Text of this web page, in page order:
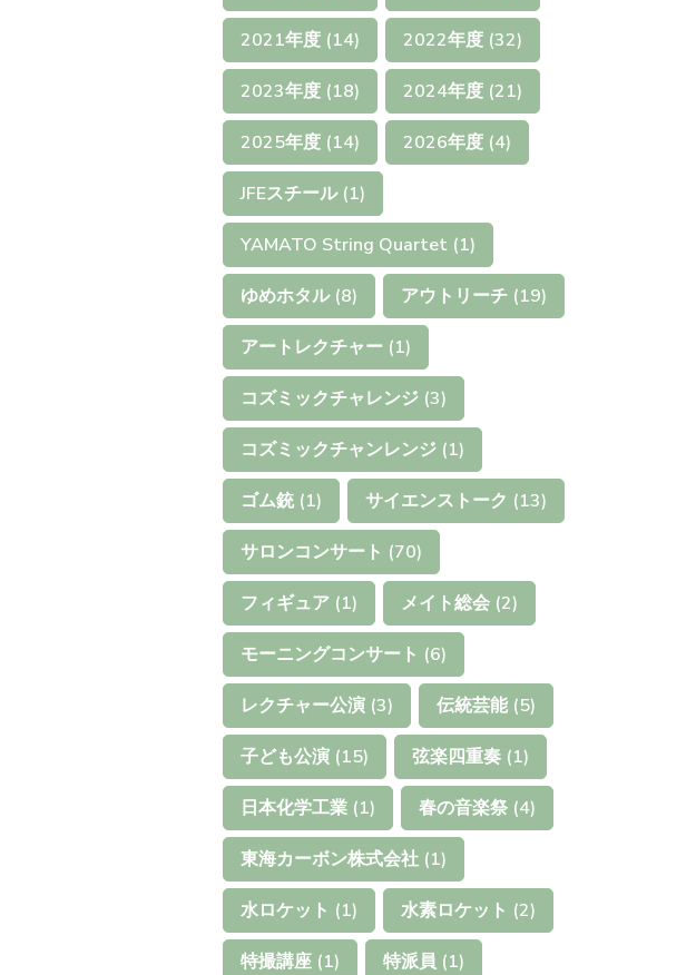
2021年度(14) 2022年度(32)
2023年度(18) 2024年度(21)
2025年度(14) 2026年度(4)
JFEスチール(1)
YAMATO String Quartet (1)
ゆめホタル(8) アウトリーチ(19)
アートレクチャー (1)
コズミックチャレンジ(3)
コズミックチャンレンジ(1)
ゴム銃(1) サイエンストーク (13)
サロンコンサート (70)
フィギュア (1) メイト総会(2)
モーニングコンサート (6)
レクチャー公演(3) 伝統芸能(5)
子ども公演(15) 弦楽四重奏(1)
日本化学工業(1) 春の音楽祭(4)
東海カーボン株式会社(1)
水ロケット (1) 水素ロケット (2)
特撮講座(1) 特派員(1)